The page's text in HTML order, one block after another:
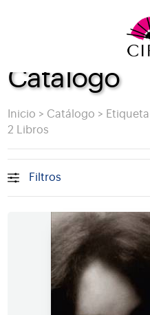
Catálogo
Inicio > Catálogo >
2 Libros
Filtros